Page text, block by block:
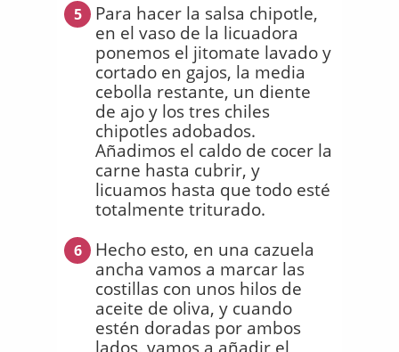
5
Para hacer la salsa chipotle,
en el vaso de la licuadora
ponemos el jitomate lavado y
cortado en gajos, la media
cebolla restante, un diente
de ajo y los tres chiles
chipotles adobados.
Añadimos el caldo de cocer la
carne hasta cubrir, y
licuamos hasta que todo esté
totalmente triturado.
6
Hecho esto, en una cazuela
ancha vamos a marcar las
costillas con unos hilos de
aceite de oliva, y cuando
estén doradas por ambos